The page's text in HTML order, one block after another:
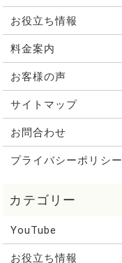
お役立ち情報
料金案内
お客様の声
サイトマップ
お問合わせ
プライバシーポリシー
YouTube
お役立ち情報